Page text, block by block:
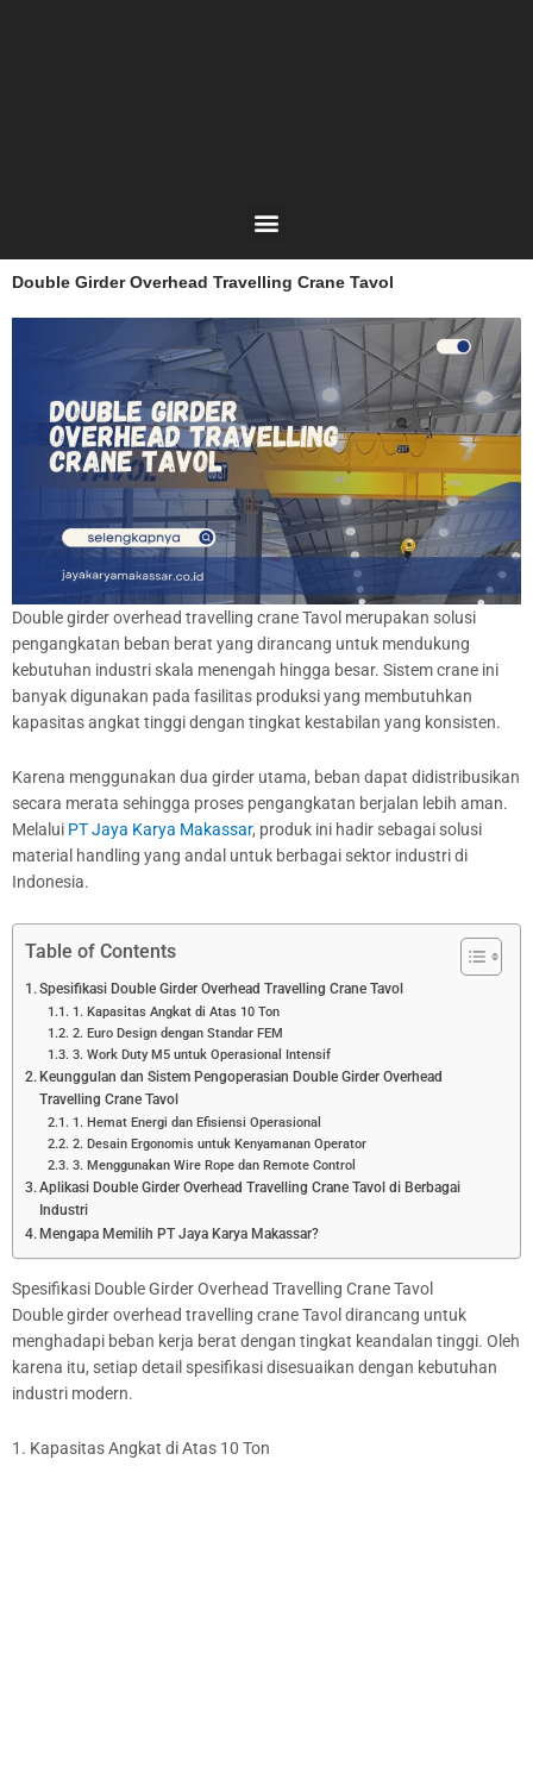
Menu
Double Girder Overhead Travelling Crane Tavol
Double girder overhead travelling crane Tavol merupakan solusi
pengangkatan beban berat yang dirancang untuk mendukung
kebutuhan industri skala menengah hingga besar. Sistem crane ini
banyak digunakan pada fasilitas produksi yang membutuhkan
kapasitas angkat tinggi dengan tingkat kestabilan yang konsisten.
Karena menggunakan dua girder utama, beban dapat didistribusikan
secara merata sehingga proses pengangkatan berjalan lebih aman.
Melalui PT Jaya Karya Makassar, produk ini hadir sebagai solusi
material handling yang andal untuk berbagai sektor industri di
Indonesia.
Table of Contents
Spesifikasi Double Girder Overhead Travelling Crane Tavol
1. Kapasitas Angkat di Atas 10 Ton
2. Euro Design dengan Standar FEM
3. Work Duty M5 untuk Operasional Intensif
Keunggulan dan Sistem Pengoperasian Double Girder Overhead
Travelling Crane Tavol
1. Hemat Energi dan Efisiensi Operasional
2. Desain Ergonomis untuk Kenyamanan Operator
3. Menggunakan Wire Rope dan Remote Control
Aplikasi Double Girder Overhead Travelling Crane Tavol di Berbagai
Industri
Mengapa Memilih PT Jaya Karya Makassar?
Spesifikasi Double Girder Overhead Travelling Crane Tavol
Double girder overhead travelling crane Tavol dirancang untuk
menghadapi beban kerja berat dengan tingkat keandalan tinggi. Oleh
karena itu, setiap detail spesifikasi disesuaikan dengan kebutuhan
industri modern.
1. Kapasitas Angkat di Atas 10 Ton